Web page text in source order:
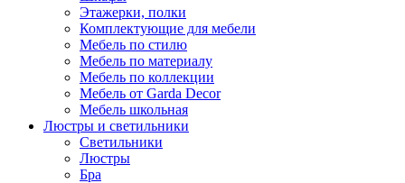
Этажерки, полки
Комплектующие для мебели
Мебель по стилю
Мебель по материалу
Мебель по коллекции
Мебель от Garda Decor
Мебель школьная
Люстры и светильники
Светильники
Люстры
Бра